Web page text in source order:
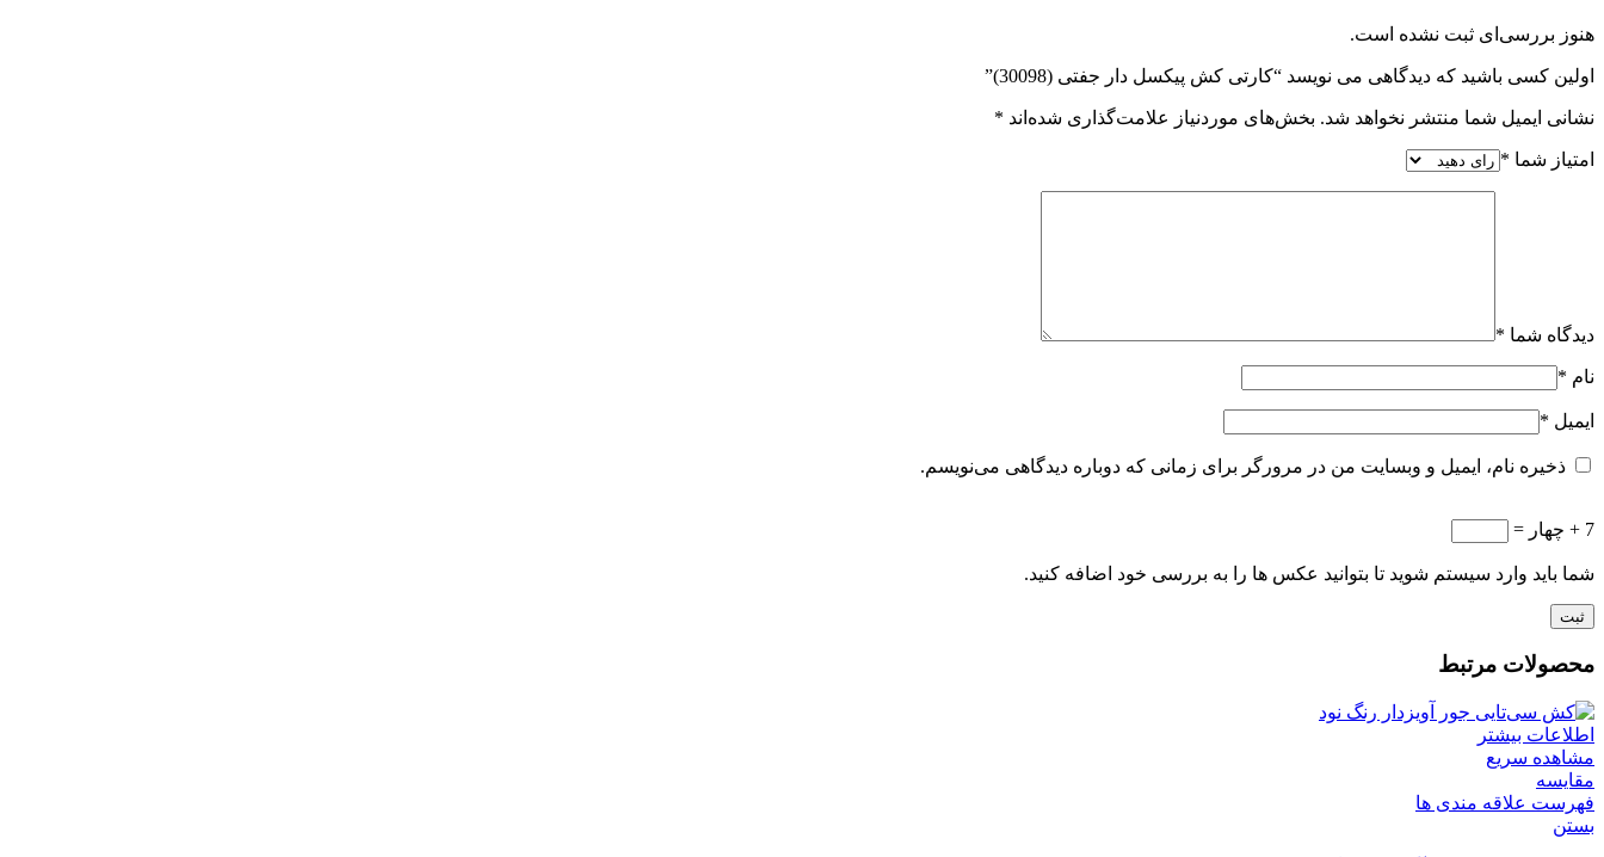
هنوز بررسی‌ای ثبت نشده است.
اولین کسی باشید که دیدگاهی می نویسد “کارتی کش پیکسل دار جفتی (30098)”
نشانی ایمیل شما منتشر نخواهد شد. بخش‌های موردنیاز علامت‌گذاری شده‌اند *
امتیاز شما *
دیدگاه شما *
نام *
ایمیل *
ذخیره نام، ایمیل و وبسایت من در مرورگر برای زمانی که دوباره دیدگاهی می‌نویسم.
7 + چهار =
شما باید وارد سیستم شوید تا بتوانید عکس ها را به بررسی خود اضافه کنید.
محصولات مرتبط
اطلاعات بیشتر
مشاهده سریع
مقایسه
فهرست علاقه مندی ها
بستن